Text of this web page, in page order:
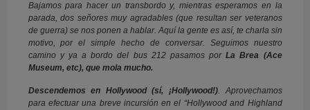
Bajamos para hacer un transbordo y, mientras esperamos en la
parada, dos señores muy agradables (que resultan ser veteranos
de guerra) se nos ponen a hablar. Aquí la gente es así, te charla sin
motivo, por el simple hecho de conversar. Seguimos nuestro
camino y ya a bordo del bus 212 pasamos porLa Brea (Ace
Museum, etc), que mola mucho.
Descendemos en Hollywood (sí, ¡Hollywood!). Aprovechamos
para efectuar una breve incursión en el “Hollywood and Highland